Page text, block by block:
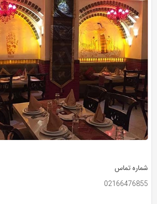
شماره تماس
02166476855